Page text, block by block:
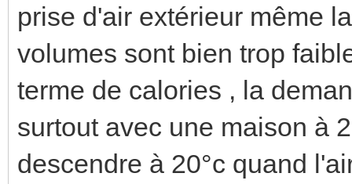
prise d'air extérieur même
volumes sont bien trop
terme de calories , la
surtout avec une maison à
descendre à 20°c quand